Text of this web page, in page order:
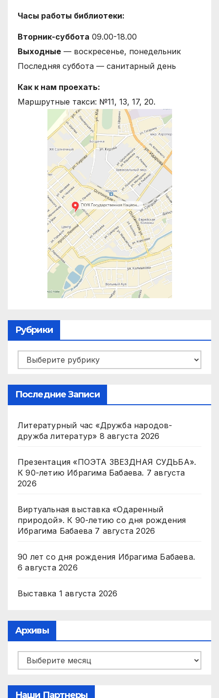
Часы работы библиотеки:
Вторник-суббота 09.00-18.00
Выходные — воскресенье, понедельник
Последняя суббота — санитарный день
Как к нам проехать:
Маршрутные такси: №11, 13, 17, 20.
Рубрики
Рубрики
Последние Записи
Литературный час «Дружба народов-
дружба литератур» 8 августа 2026
Презентация «ПОЭТА ЗВЕЗДНАЯ СУДЬБА».
К 90-летию Ибрагима Бабаева. 7 августа
2026
Виртуальная выставка «Одаренный
природой». К 90-летию со дня рождения
Ибрагима Бабаева 7 августа 2026
90 лет со дня рождения Ибрагима Бабаева.
6 августа 2026
Выставка 1 августа 2026
Архивы
Архивы
Наши Партнеры